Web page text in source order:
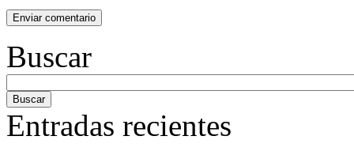
Buscar
Entradas recientes